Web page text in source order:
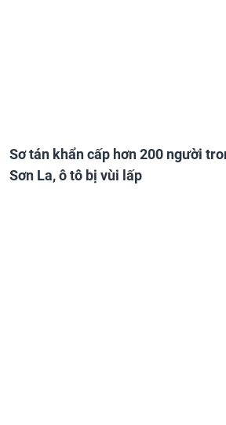
Sơ tán khẩn cấp hơn 200 người
Sơn La, ô tô bị vùi lấp